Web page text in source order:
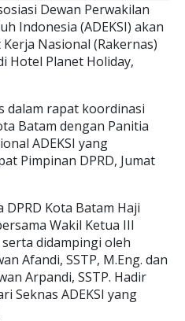
Dewan Perwakilan
Indonesia (ADEKSI) akan
Nasional (Rakernas)
Hotel Planet Holiday,
dalam rapat koordinasi
Batam dengan Panitia
ADEKSI yang
Pimpinan DPRD, Jumat
Kota Batam Haji
Wakil Ketua III
didampingi oleh
Afandi, SSTP, M.Eng. dan
Arpandi, SSTP. Hadir
Seknas ADEKSI yang